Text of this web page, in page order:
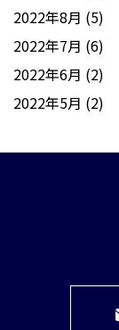
2022年8月 (5)
2022年7月 (6)
2022年6月 (2)
2022年5月 (2)